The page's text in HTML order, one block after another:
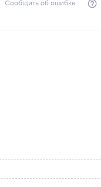
Сообщить об ошибке